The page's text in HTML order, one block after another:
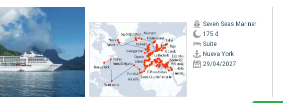
Seven Seas Mariner
175 d
Suite
Nueva York
29/04/2027